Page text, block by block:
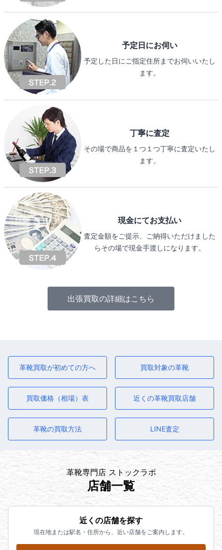
予定日にお伺い
予定した日にご指定住所までお伺いいたし
ます。
丁寧に査定
その場で商品を１つ１つ丁寧に査定いたし
ます。
現金にてお支払い
査定金額をご提示、ご納得いただけました
らその場で現金手渡しになります。
出張買取の詳細はこちら
革靴買取が初めての方へ 買取対象の革靴
買取価格（相場）表 近くの革靴買取店舗
革靴の買取方法 LINE査定
革靴専門店 ストックラボ
店舗一覧
近くの店舗を探す
現在地または駅名・住所から、近い店舗をご案内します。